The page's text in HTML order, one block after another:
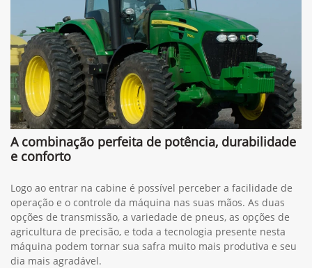
A combinação perfeita de potência, durabilidade
e conforto
Logo ao entrar na cabine é possível perceber a facilidade de
operação e o controle da máquina nas suas mãos. As duas
opções de transmissão, a variedade de pneus, as opções de
agricultura de precisão, e toda a tecnologia presente nesta
máquina podem tornar sua safra muito mais produtiva e seu
dia mais agradável.